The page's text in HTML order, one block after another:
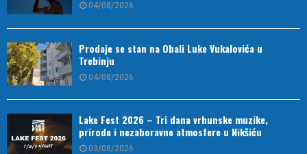
04/08/2026
Prodaje se stan na Obali Luke Vukalovića u
Trebinju
04/08/2026
Lake Fest 2026 – Tri dana vrhunske muzike,
prirode i nezaboravne atmosfere u Nikšiću
03/08/2026